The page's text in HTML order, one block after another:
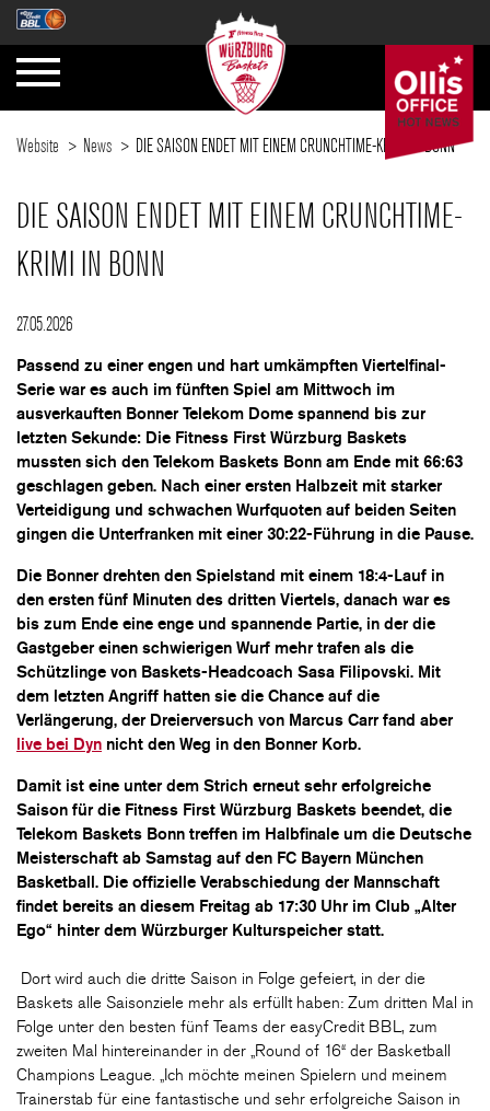
Website News DIE SAISON ENDET MIT EINEM CRUNCHTIME-KRIMI IN BONN
DIE SAISON ENDET MIT EINEM CRUNCHTIME-
KRIMI IN BONN
27.05.2026
Passend zu einer engen und hart umkämpften Viertelfinal-
Serie war es auch im fünften Spiel am Mittwoch im
ausverkauften Bonner Telekom Dome spannend bis zur
letzten Sekunde: Die Fitness First Würzburg Baskets
mussten sich den Telekom Baskets Bonn am Ende mit 66:63
geschlagen geben. Nach einer ersten Halbzeit mit starker
Verteidigung und schwachen Wurfquoten auf beiden Seiten
gingen die Unterfranken mit einer 30:22-Führung in die Pause.
Die Bonner drehten den Spielstand mit einem 18:4-Lauf in
den ersten fünf Minuten des dritten Viertels, danach war es
bis zum Ende eine enge und spannende Partie, in der die
Gastgeber einen schwierigen Wurf mehr trafen als die
Schützlinge von Baskets-Headcoach Sasa Filipovski. Mit
dem letzten Angriff hatten sie die Chance auf die
Verlängerung, der Dreierversuch von Marcus Carr fand aber
live bei Dyn nicht den Weg in den Bonner Korb.
Damit ist eine unter dem Strich erneut sehr erfolgreiche
Saison für die Fitness First Würzburg Baskets beendet, die
Telekom Baskets Bonn treffen im Halbfinale um die Deutsche
Meisterschaft ab Samstag auf den FC Bayern München
Basketball. Die offizielle Verabschiedung der Mannschaft
findet bereits an diesem Freitag ab 17:30 Uhr im Club „Alter
Ego“ hinter dem Würzburger Kulturspeicher statt.
Dort wird auch die dritte Saison in Folge gefeiert, in der die
Baskets alle Saisonziele mehr als erfüllt haben: Zum dritten Mal in
Folge unter den besten fünf Teams der easyCredit BBL, zum
zweiten Mal hintereinander in der „Round of 16“ der Basketball
Champions League. „Ich möchte meinen Spielern und meinem
Trainerstab für eine fantastische und sehr erfolgreiche Saison in